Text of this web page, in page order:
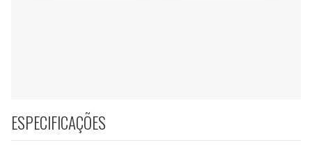
ESPECIFICAÇÕES